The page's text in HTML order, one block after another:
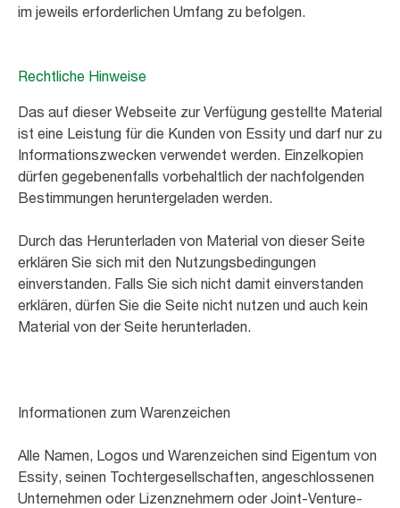
im jeweils erforderlichen Umfang zu befolgen.
Rechtliche Hinweise
Das auf dieser Webseite zur Verfügung gestellte Material
ist eine Leistung für die Kunden von Essity und darf nur zu
Informationszwecken verwendet werden. Einzelkopien
dürfen gegebenenfalls vorbehaltlich der nachfolgenden
Bestimmungen heruntergeladen werden.
Durch das Herunterladen von Material von dieser Seite
erklären Sie sich mit den Nutzungsbedingungen
einverstanden. Falls Sie sich nicht damit einverstanden
erklären, dürfen Sie die Seite nicht nutzen und auch kein
Material von der Seite herunterladen.
Informationen zum Warenzeichen
Alle Namen, Logos und Warenzeichen sind Eigentum von
Essity, seinen Tochtergesellschaften, angeschlossenen
Unternehmen oder Lizenznehmern oder Joint-Venture-